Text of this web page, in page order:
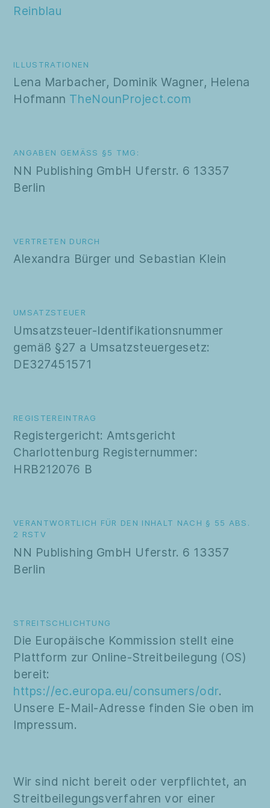
Reinblau
ILLUSTRATIONEN
Lena Marbacher, Dominik Wagner, Helena
Hofmann TheNounProject.com
ANGABEN GEMÄSS §5 TMG:
NN Publishing GmbH Uferstr. 6 13357
Berlin
VERTRETEN DURCH
Alexandra Bürger und Sebastian Klein
UMSATZSTEUER
Umsatzsteuer-Identifikationsnummer
gemäß §27 a Umsatzsteuergesetz:
DE327451571
REGISTEREINTRAG
Registergericht: Amtsgericht
Charlottenburg Registernummer:
HRB212076 B
VERANTWORTLICH FÜR DEN INHALT NACH § 55 ABS.
2 RSTV
NN Publishing GmbH Uferstr. 6 13357
Berlin
STREITSCHLICHTUNG
Die Europäische Kommission stellt eine
Plattform zur Online-Streitbeilegung (OS)
bereit:
https://ec.europa.eu/consumers/odr.
Unsere E-Mail-Adresse finden Sie oben im
Impressum.
Wir sind nicht bereit oder verpflichtet, an
Streitbeilegungsverfahren vor einer